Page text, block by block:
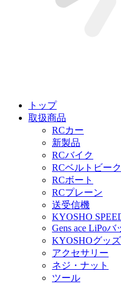
トップ
取扱商品
RCカー
新製品
RCバイク
RCベルトビー
RCボート
RCプレーン
送受信機
KYOSHO
Gens ace LiPoバ
KYOSHOグッズ
アクセサリー
ネジ・ナット
ツール